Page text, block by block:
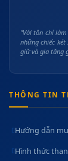
"Với tôn chỉ
những chiếc
giữ và gia tăng
THÔNG TIN
Hướng dẫn
Hình thức